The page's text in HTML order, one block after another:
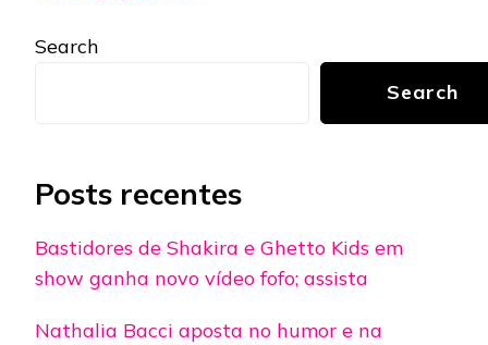
Search
Search
Posts recentes
Bastidores de Shakira e Ghetto Kids em
show ganha novo vídeo fofo; assista
Nathalia Bacci aposta no humor e na